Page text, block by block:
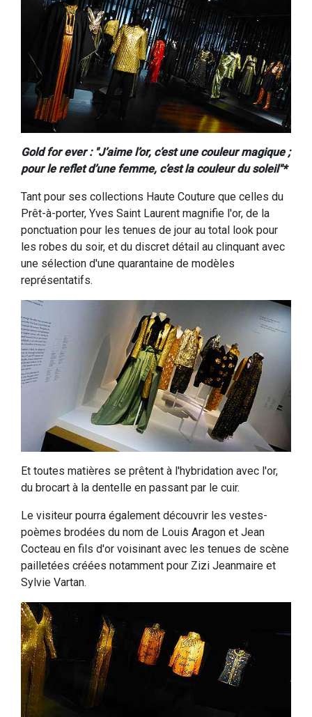
Gold for ever : "J’aime l’or, c’est une couleur magique ;
pour le reflet d’une femme, c’est la couleur du soleil"*
Tant pour ses collections Haute Couture que celles du
Prêt-à-porter, Yves Saint Laurent magnifie l'or, de la
ponctuation pour les tenues de jour au total look pour
les robes du soir, et du discret détail au clinquant avec
une sélection d'une quarantaine de modèles
représentatifs.
Et toutes matières se prêtent à l'hybridation avec l'or,
du brocart à la dentelle en passant par le cuir.
Le visiteur pourra également découvrir les vestes-
poèmes brodées du nom de Louis Aragon et Jean
Cocteau en fils d'or voisinant avec les tenues de scène
pailletées créées notamment pour Zizi Jeanmaire et
Sylvie Vartan.